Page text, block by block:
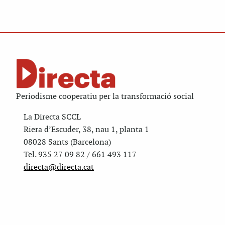
Periodisme cooperatiu per la transformació social
La Directa SCCL
Riera d’Escuder, 38, nau 1, planta 1
08028 Sants (Barcelona)
Tel. 935 27 09 82 / 661 493 117
directa@directa.cat